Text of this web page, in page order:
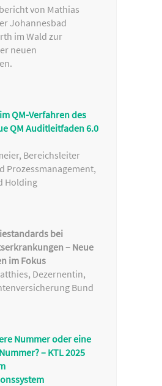
von Mathias
Johannesbad
im Wald zur
neuen
QM-Verfahren des
QM Auditleitfaden 6.0
Bereichsleiter
Prozessmanagement,
Holding
bei
– Neue
im Fokus
Dezernentin,
Bund
Nummer oder eine
– KTL 2025